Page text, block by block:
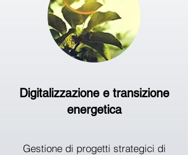
Digitalizzazione e transizione
energetica
Gestione di progetti strategici di